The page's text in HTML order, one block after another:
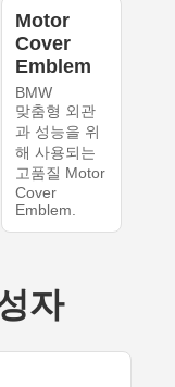
Motor
Cover
Emblem
BMW
맞춤형 외관
과 성능을 위
해 사용되는
고품질 Motor
Cover
Emblem.
자